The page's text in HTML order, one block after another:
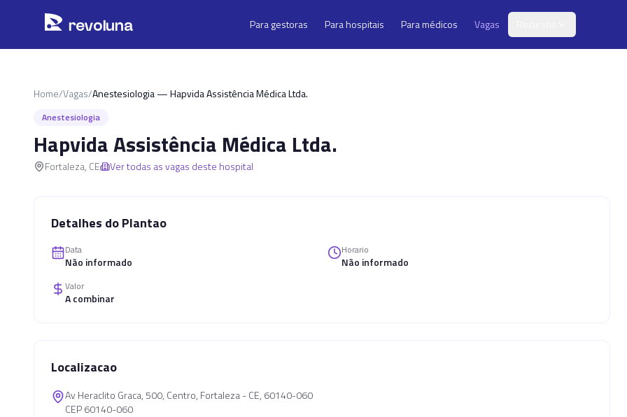
revoluna Para gestoras Para hospitais Para médicos Vagas
Home/Vagas/Anestesiologia — Hapvida Assistência Médica Ltda.
Anestesiologia
Hapvida Assistência Médica Ltda.
Fortaleza, CE Ver todas as vagas deste hospital
Detalhes do Plantao
Data
Não informado
Horario
Não informado
Valor
A combinar
Localizacao
Av Heraclito Graca, 500, Centro, Fortaleza - CE, 60140-060
CEP 60140-060